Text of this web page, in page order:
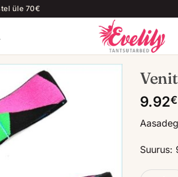
üle 70€
9.92€
Suurus: